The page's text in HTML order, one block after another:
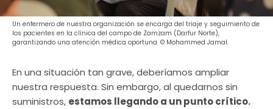
Un enfermero de nuestra organización se encarga del triaje y seguimiento de
los pacientes en la clínica del campo de Zamzam (Darfur Norte),
garantizando una atención médica oportuna. © Mohammed Jamal.
En una situación tan grave, deberíamos ampliar
nuestra respuesta. Sin embargo, al quedarnos sin
suministros, estamos llegando a un punto crítico.